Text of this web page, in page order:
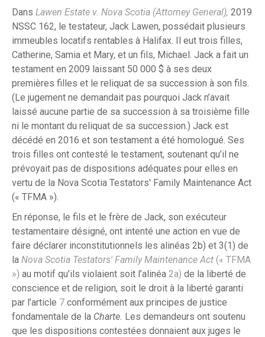
Dans Lawen Estate v. Nova Scotia (Attorney General), 2019
NSSC 162, le testateur, Jack Lawen, possédait plusieurs
immeubles locatifs rentables à Halifax. Il eut trois filles,
Catherine, Samia et Mary, et un fils, Michael. Jack a fait un
testament en 2009 laissant 50 000 $ à ses deux
premières filles et le reliquat de sa succession à son fils.
(Le jugement ne demandait pas pourquoi Jack n’avait
laissé aucune partie de sa succession à sa troisième fille
ni le montant du reliquat de sa succession.) Jack est
décédé en 2016 et son testament a été homologué. Ses
trois filles ont contesté le testament, soutenant qu’il ne
prévoyait pas de dispositions adéquates pour elles en
vertu de la Nova Scotia Testators' Family Maintenance Act
(« TFMA »).
En réponse, le fils et le frère de Jack, son exécuteur
testamentaire désigné, ont intenté une action en vue de
faire déclarer inconstitutionnels les alinéas 2b) et 3(1) de
la Nova Scotia Testators' Family Maintenance Act (« TFMA
») au motif qu’ils violaient soit l’alinéa 2a) de la liberté de
conscience et de religion, soit le droit à la liberté garanti
par l’article 7 conformément aux principes de justice
fondamentale de la Charte. Les demandeurs ont soutenu
que les dispositions contestées donnaient aux juges le